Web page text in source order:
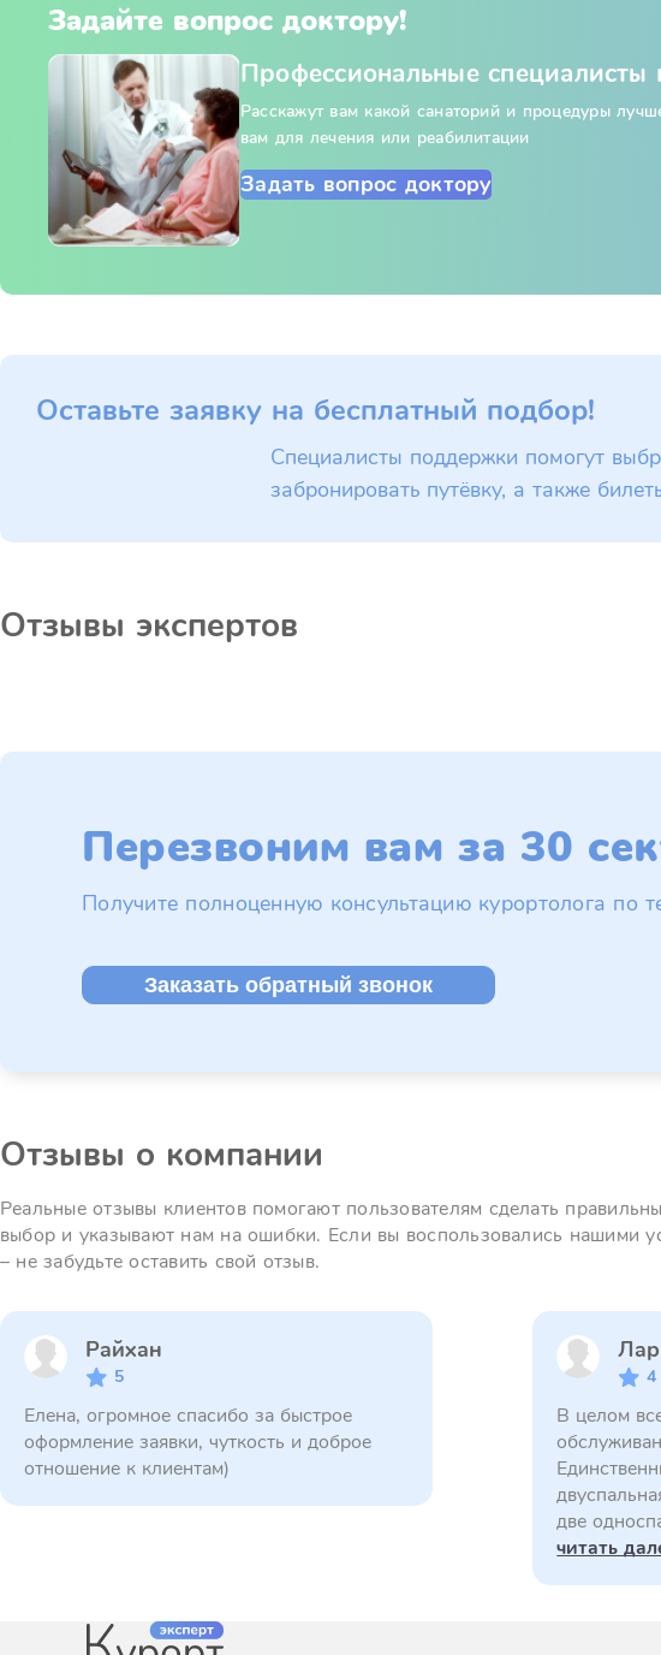
Задайте вопрос доктору!
Профессиональные специалисты
Расскажут вам какой санаторий и процедуры
вам для лечения или реабилитации
Задать вопрос доктору
Оставьте заявку на бесплатный подбор!
Специалисты поддержки помогут
забронировать путёвку, а также
Отзывы экспертов
Перезвоним вам за 30
Получите полноценную консультацию курортолога по
Заказать обратный звонок
Отзывы о компании
Реальные отзывы клиентов помогают пользователям сделать
выбор и указывают нам на ошибки. Если вы воспользовались нашими
– не забудьте оставить свой отзыв.
Райхан
5
Елена, огромное спасибо за быстрое
оформление заявки, чуткость и доброе
отношение к клиентам)
4
В целом
две
читать